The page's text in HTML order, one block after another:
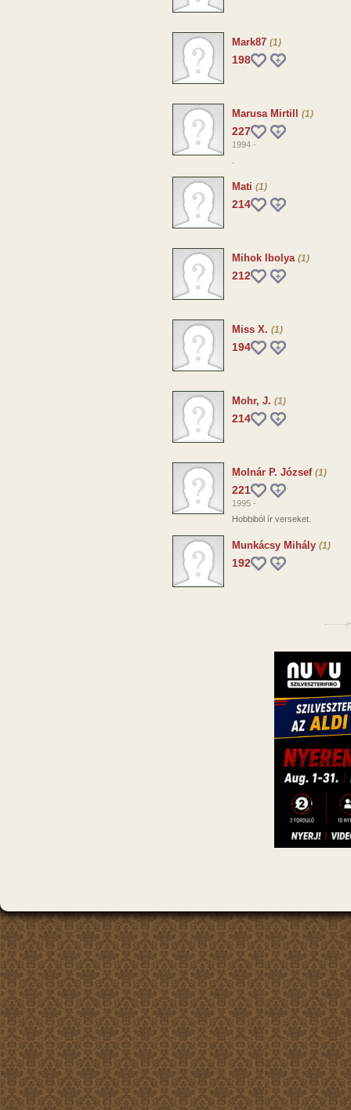
Mark87 (1)
198
Marusa Mirtill (1)
227
1994 -
Mati (1)
214
Mihok Ibolya (1)
212
Miss X. (1)
194
Mohr, J. (1)
214
Molnár P. József (1)
221
1995 -
Hobbiból ír verseket.
Munkácsy Mihály (1)
192